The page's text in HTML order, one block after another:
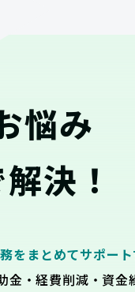
悩み
決！
をまとめてサポート
金・経費削減・資金